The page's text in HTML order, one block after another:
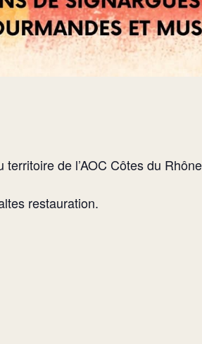
de l’AOC Côtes du
restauration.